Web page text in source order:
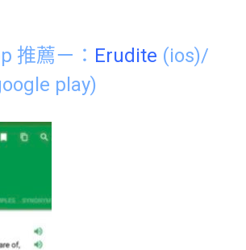
推薦ㄧ： Erudite (ios)/
play)